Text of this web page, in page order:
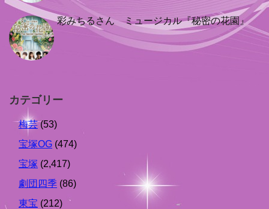
彩みちるさん ミュージカル『秘密の花園』
カテゴリー
梅芸(53)
宝塚OG (474)
宝塚 (2,417)
劇団四季 (86)
東宝 (212)